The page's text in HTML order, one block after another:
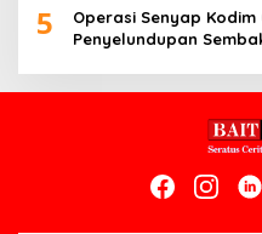
5
Operasi Senyap
Penyelundupan